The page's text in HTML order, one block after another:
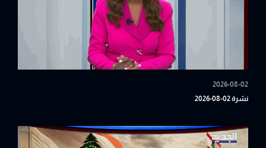
2026-08-02
نشرة 02-08-2026